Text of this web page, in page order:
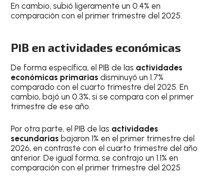
En cambio, subió ligeramente un 0.4% en
comparación con el primer trimestre del 2025.
PIB en actividades económicas
De forma específica, el PIB de las actividades
económicas primarias disminuyó un 1.7%
comparado con el cuarto trimestre del 2025. En
cambio, bajó un 0.3%, si se compara con el primer
trimestre de ese año.
Por otra parte, el PIB de las actividades
secundarias bajaron 1% en el primer trimestre del
2026, en contraste con el cuarto trimestre del año
anterior. De igual forma, se contrajo un 1.1% en
comparación con el primer trimestre del 2025